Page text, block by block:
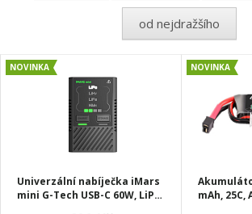
od nejdražšího
Univerzální nabíječka iMars
mini G-Tech USB-C 60W, LiPo,
NOVINKA
mAh, 25C,
NOVINKA